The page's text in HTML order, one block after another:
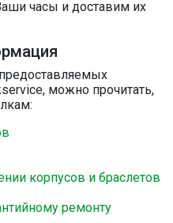
часы и доставим их
можно прочитать,
корпусов и браслетов
ремонту